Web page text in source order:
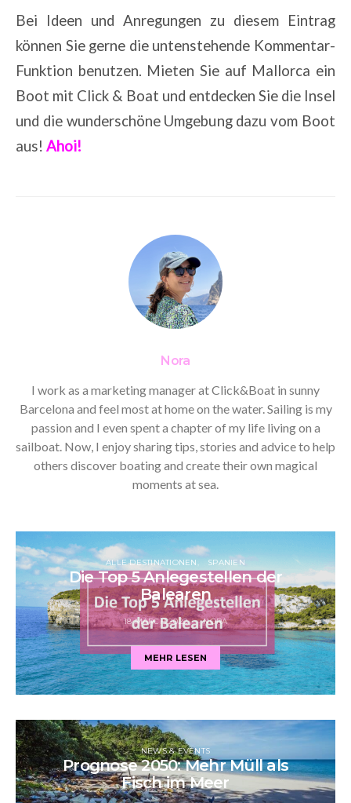
Bei Ideen und Anregungen zu diesem Eintrag
können Sie gerne die untenstehende Kommentar-
Funktion benutzen. Mieten Sie auf Mallorca ein
Boot mit Click & Boat und entdecken Sie die Insel
und die wunderschöne Umgebung dazu vom Boot
aus! Ahoi!
Nora
I work as a marketing manager at Click&Boat in sunny
Barcelona and feel most at home on the water. Sailing is my
passion and I even spent a chapter of my life living on a
sailboat. Now, I enjoy sharing tips, stories and advice to help
others discover boating and create their own magical
moments at sea.
ALLE DESTINATIONEN SPANIEN
Die Top 5 Anlegestellen der
Balearen
18 MARCH 2022 NORA
MEHR LESEN
NEWS & EVENTS
Prognose 2050: Mehr Müll als
Fisch im Meer